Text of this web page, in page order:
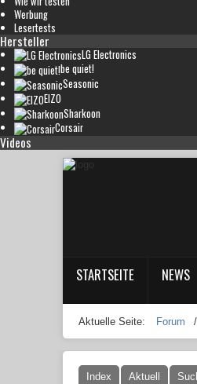
Werbung
Lesertests
Hersteller
LG Electronics
be quiet!
Seasonic
EIZO
Sharkoon
Corsair
Videos
STARTSEITE NEWS
Aktuelle Seite: Forum /
Index Aktuell